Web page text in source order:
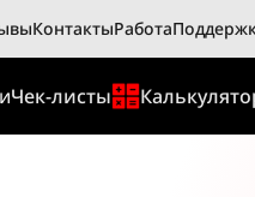
КонтактыРабота
Чек-листы